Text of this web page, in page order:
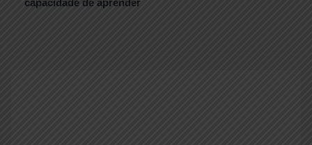
capacidade de aprender